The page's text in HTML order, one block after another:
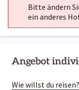
Angebot
Wie willst du reisen?
Bitte ändern
ein anderes